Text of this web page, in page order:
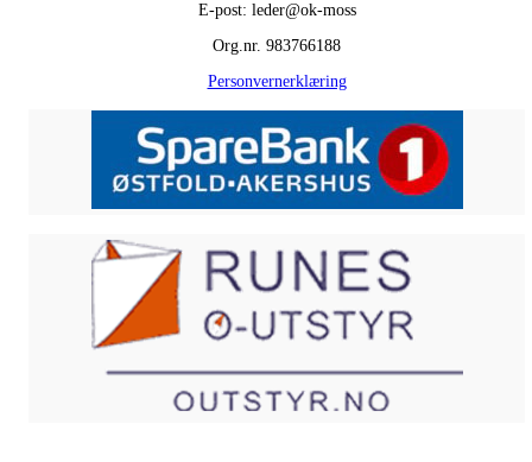
E-post: leder@ok-moss
Org.nr. 983766188
Personvernerklæring